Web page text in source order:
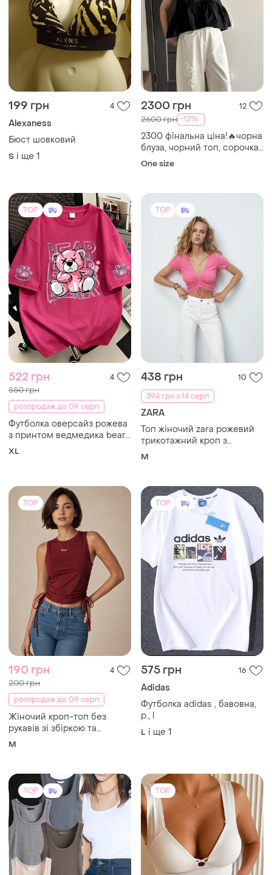
199 грн 4
Alexaness
Бюст шовковий
S і ще 1
2300 грн 12
2600 грн -12%
2300 фінальна ціна!🔥чорна
блуза, чорний топ, сорочка
з баскою, корея
One size
TOP
522 грн 4
550 грн
розпродаж до 09 серп
Футболка оверсайз рожева
з принтом ведмедика bear,
жіноча, літня
XL
TOP
438 грн
10
394 грн з 14 серп
ZARA
Топ жіночий zara рожевий
трикотажний кроп з
куліскою і v-подібним
M
TOP
190 грн 4
200 грн
розпродаж до 09 серп
Жіночий кроп-топ без
рукавів зі збіркою та
зав'язками з боків
M
TOP
575 грн 16
Adidas
Футболка adidas , бавовна,
р., l
L і ще 1
TOP TOP